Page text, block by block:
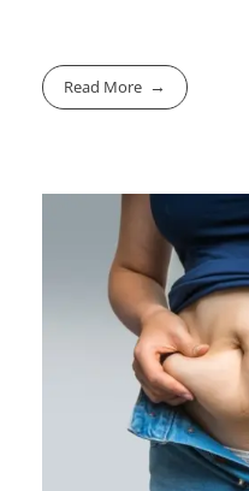
Read More